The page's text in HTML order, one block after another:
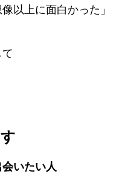
以上に面白かった」
いたい人